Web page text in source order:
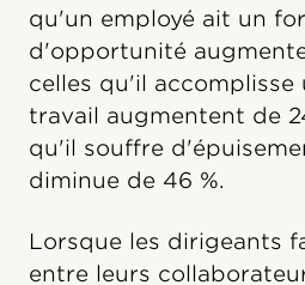
qu'un employé ait un
d'opportunité
celles qu'il accomplisse
travail augmentent de
qu'il souffre
diminue de 46 %.
Lorsque les dirigeants
entre leurs